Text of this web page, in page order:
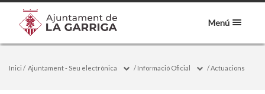
Menú
Inici / Ajuntament - Seu electrònica / Informació Oficial /Actuacions